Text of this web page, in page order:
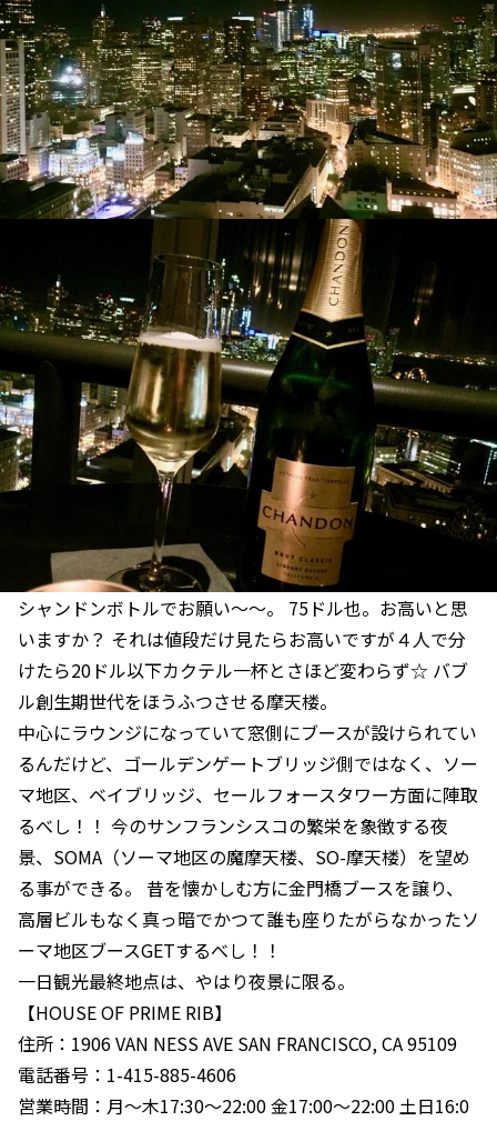
シャンドンボトルでお願い〜〜。 75ドル也。お高いと思
いますか？ それは値段だけ見たらお高いですが４人で分
けたら20ドル以下カクテル一杯とさほど変わらず☆ バブ
ル創生期世代をほうふつさせる摩天楼。
中心にラウンジになっていて窓側にブースが設けられてい
るんだけど、ゴールデンゲートブリッジ側ではなく、ソー
マ地区、ベイブリッジ、セールフォースタワー方面に陣取
るべし！！ 今のサンフランシスコの繁栄を象徴する夜
景、SOMA（ソーマ地区の魔摩天楼、SO-摩天楼）を望め
る事ができる。 昔を懐かしむ方に金門橋ブースを譲り、
高層ビルもなく真っ暗でかつて誰も座りたがらなかったソ
ーマ地区ブースGETするべし！！
一日観光最終地点は、やはり夜景に限る。
【HOUSE OF PRIME RIB】
住所：1906 VAN NESS AVE SAN FRANCISCO, CA 95109
電話番号：1-415-885-4606
営業時間：月〜木17:30〜22:00 金17:00〜22:00 土日16:0